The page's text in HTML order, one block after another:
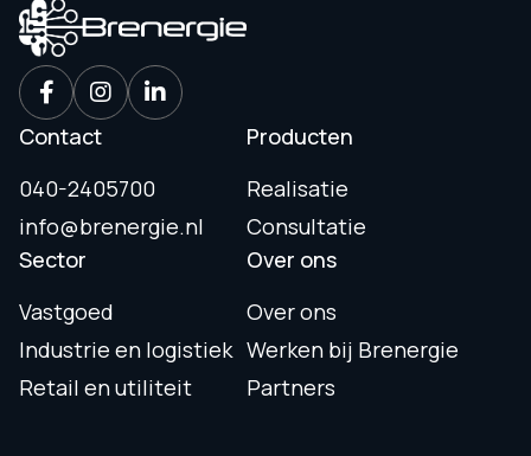
Contact
040-2405700
info@brenergie.nl
Producten
Realisatie
Consultatie
Sector
Vastgoed
Industrie en logistiek
Retail en utiliteit
Over ons
Over ons
Werken bij Brenergie
Partners